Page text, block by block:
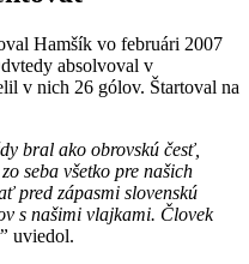
Hamšík vo februári 2007
absolvoval v
v nich 26 gólov. Štartoval na
bral ako obrovskú česť,
seba všetko pre našich
pred zápasmi slovenskú
s našimi vlajkami. Človek
uviedol.